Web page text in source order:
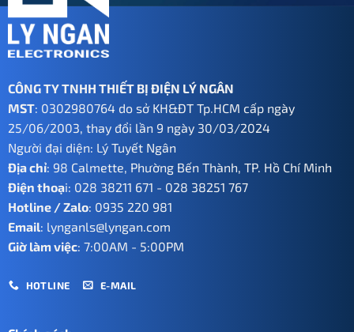
CÔNG TY TNHH THIẾT BỊ ĐIỆN LÝ NGÂN
MST: 0302980764 do sở KH&ĐT Tp.HCM cấp ngày
25/06/2003, thay đổi lần 9 ngày 30/03/2024
Người đại diện: Lý Tuyết Ngân
Địa chỉ: 98 Calmette, Phường Bến Thành, TP. Hồ Chí Minh
Điện thoại: 028 38211 671 - 028 38251 767
Hotline / Zalo: 0935 220 981
Email: lynganls@lyngan.com
Giờ làm việc: 7:00AM - 5:00PM
HOTLINE E-MAIL